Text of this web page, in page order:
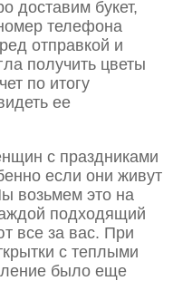
доставим букет,
телефона
отправкой и
получить цветы
по итогу
ее
с праздниками
если они живут
возьмем это на
подходящий
все за вас. При
с теплыми
было еще